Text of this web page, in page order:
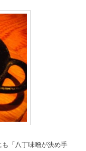
「八丁味噌が決め手